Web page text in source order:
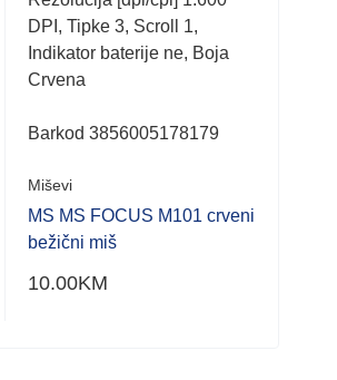
5
DPI, Tipke 3, Scroll 1,
Indikator baterije ne, Boja
Crvena
Barkod 3856005178179
Miševi
MS MS FOCUS M101 crveni
bežični miš
10.00KM